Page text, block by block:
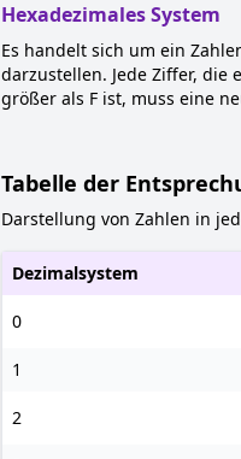
Hexadezimales System
Es handelt sich um ein
darzustellen. Jede Ziffer, die
größer als F ist, muss eine
Tabelle der
Darstellung von Zahlen in
Dezimalsystem
0
1
2